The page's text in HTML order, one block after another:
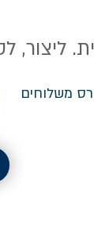
ליצור,
משלוחים